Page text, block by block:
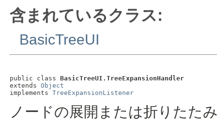
含まれているクラス:
BasicTreeUI
public class BasicTreeUI.TreeExpansionHandler
extends Object
implements TreeExpansionListener
ノードの展開または折りたた